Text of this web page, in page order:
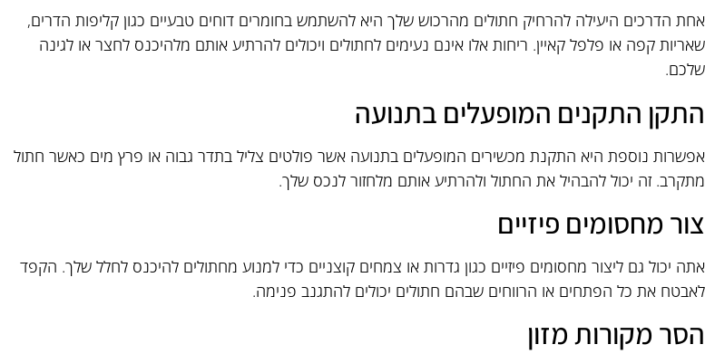
אחת הדרכים היעילה להרחיק חתולים מהרכוש שלך היא להשתמש בחומרים דוחים טבעיים כגון קליפות הדרים,
שאריות קפה או פלפל קאיין. ריחות אלו אינם נעימים לחתולים ויכולים להרתיע אותם מלהיכנס לחצר או לגינה
שלכם.
התקן התקנים המופעלים בתנועה
אפשרות נוספת היא התקנת מכשירים המופעלים בתנועה אשר פולטים צליל בתדר גבוה או פרץ מים כאשר חתול
מתקרב. זה יכול להבהיל את החתול ולהרתיע אותם מלחזור לנכס שלך.
צור מחסומים פיזיים
אתה יכול גם ליצור מחסומים פיזיים כגון גדרות או צמחים קוצניים כדי למנוע מחתולים להיכנס לחלל שלך. הקפד
לאבטח את כל הפתחים או הרווחים שבהם חתולים יכולים להתגנב פנימה.
הסר מקורות מזון